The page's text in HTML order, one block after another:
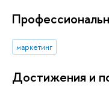
маркетинг
Достижения и